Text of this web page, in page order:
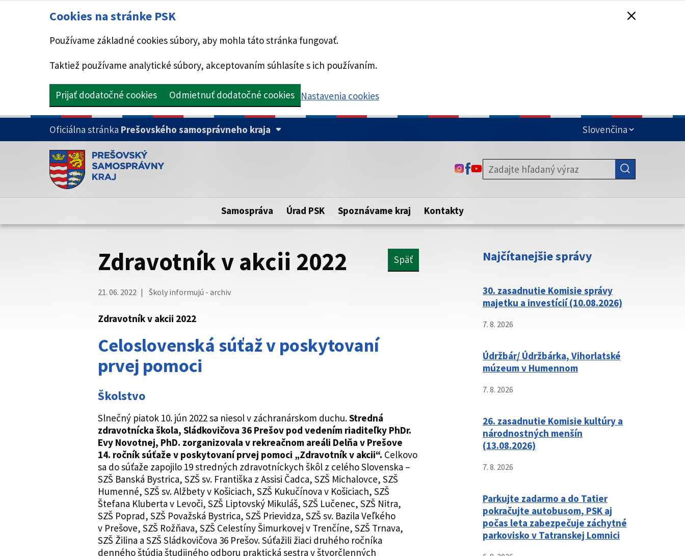
Cookies na stránke PSK
Používame základné cookies súbory, aby mohla táto stránka fungovať.
Taktiež používame analytické súbory, akceptovaním súhlasíte s ich používaním.
Prijať dodatočné cookies Odmietnuť dodatočné cookies Nastavenia cookies
PRESKOČIŤ NA HLAVNÝ OBSAH
Oficiálna stránka Prešovského samosprávneho kraja
Doména psk.sk je oficiálna
Toto je oficiálna webová stránka Prešovského samosprávneho kraja.
Táto stránka je zabezpečená
zabezpečenú webovú stránku. Zabezpečená stránka vždy začína
https:// pred názvom domény webového sídla.
ODKAZ SA OTVORÍ NA NOVEJ KARTE
ODKAZ SA OTVORÍ NA NOVEJ KARTE
ODKAZ SA OTVORÍ NA NOVEJ KARTE
Samospráva Úrad PSK Spoznávame kraj Kontakty
Zdravotník v akcii 2022 Späť
21. 06. 2022 Školy informujú - archiv
Zdravotník v akcii 2022
Celoslovenská súťaž v poskytovaní
prvej pomoci
Školstvo
Slnečný piatok 10. jún 2022 sa niesol v záchranárskom duchu.Stredná
zdravotnícka škola, Sládkovičova 36 Prešov pod vedením riaditeľky PhDr.
Evy Novotnej, PhD. zorganizovala v rekreačnom areáli Delňa v Prešove
14. ročník súťaže v poskytovaní prvej pomoci „Zdravotník v akcii“. Celkovo
sa do súťaže zapojilo 19 stredných zdravotníckych škôl z celého Slovenska –
SZŠ Banská Bystrica, SZŠ sv. Františka z Assisi Čadca, SZŠ Michalovce, SZŠ
Humenné, SZŠ sv. Alžbety v Košiciach, SZŠ Kukučínova v Košiciach, SZŠ
Štefana Kluberta v Levoči, SZŠ Liptovský Mikuláš, SZŠ Lučenec, SZŠ Nitra,
SZŠ Poprad, SZŠ Považská Bystrica, SZŠ Prievidza, SZŠ sv. Bazila Veľkého
v Prešove, SZŠ Rožňava, SZŠ Celestíny Šimurkovej v Trenčíne, SZŠ Trnava,
SZŠ Žilina a SZŠ Sládkovičova 36 Prešov. Súťažili žiaci druhého ročníka
denného štúdia študijného odboru praktická sestra v štvorčlenných
Najčítanejšie správy
30. zasadnutie Komisie správy
majetku a investícií (10.08.2026)
7. 8. 2026
Údržbár/ Údržbárka, Vihorlatské
múzeum v Humennom
7. 8. 2026
26. zasadnutie Komisie kultúry a
národnostných menšín
(13.08.2026)
7. 8. 2026
Parkujte zadarmo a do Tatier
pokračujte autobusom, PSK aj
počas leta zabezpečuje záchytné
parkovisko v Tatranskej Lomnici